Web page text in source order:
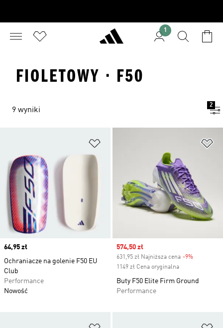
1
FIOLETOWY · F50
9 wyniki
2
Price
64,95 zł
Ochraniacze na golenie F50 EU
Club
Performance
Nowość
Sale price
574,50 zł
631,95 zł Najniższa cena -9%
1149 zł Cena oryginalna
Buty F50 Elite Firm Ground
Performance